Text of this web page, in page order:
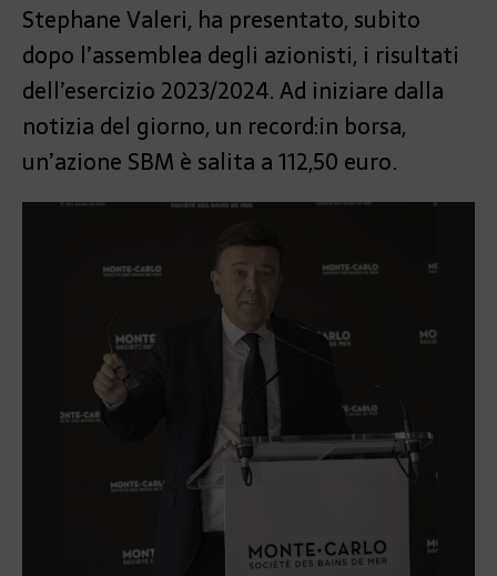
Stephane Valeri, ha presentato, subito
dopo l’assemblea degli azionisti, i risultati
dell’esercizio 2023/2024. Ad iniziare dalla
notizia del giorno, un record:in borsa,
un’azione SBM è salita a 112,50 euro.